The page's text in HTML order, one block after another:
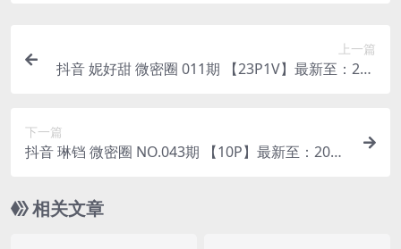
上一篇
抖音 妮好甜 微密圈 011期 【23P1V】最新至：202
下一篇
抖音 琳铛 微密圈 NO.043期 【10P】最新至：202
相关文章